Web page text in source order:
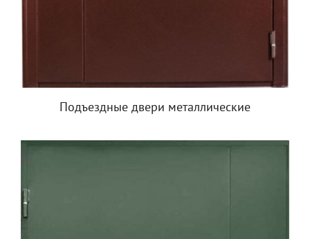
Подъездные двери металлические